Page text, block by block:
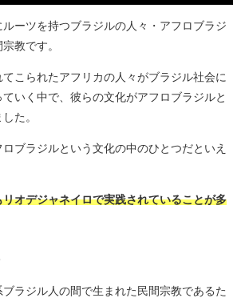
ーツを持つブラジルの人々・アフロブラジ
教です。
こられたアフリカの人々がブラジル社会に
いく中で、彼らの文化がアフロブラジルと
た。
ブラジルという文化の中のひとつだといえ
オデジャネイロで実践されていることが多
ラジル人の間で生まれた民間宗教であるた